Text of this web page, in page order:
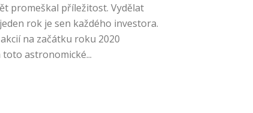
promeškal příležitost. Vydělat
rok je sen každého investora.
na začátku roku 2020
toto astronomické...